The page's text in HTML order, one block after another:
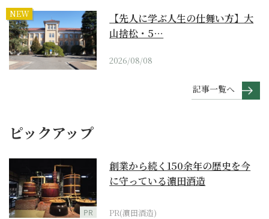
NEW
【先人に学ぶ人生の仕舞い方】大
山捨松・5…
2026/08/08
記事一覧へ
ピックアップ
PR
創業から続く150余年の歴史を今
に守っている濵田酒造
PR(濵田酒造)